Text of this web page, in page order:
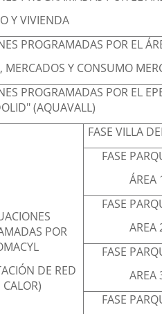
Y VIVIENDA
PROGRAMADAS POR EL
MERCADOS Y CONSUMO
PROGRAMADAS POR EL
(AQUAVALL)
POR
DE RED
CALOR)
FASE VILLA
FASE
ÁREA
FASE
AREA
FASE
AREA
FASE